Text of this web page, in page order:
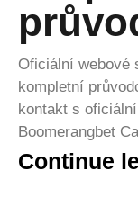
Oficiální webové
kompletní
kontakt s
Boomerangbet
Continue